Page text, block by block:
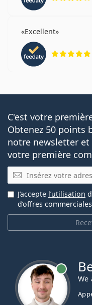
Excellent
C'est votre
Obtenez 50 points
notre newsletter et
votre première
E-mail
J’accepte l’utilisation
d’offres commerciales
We